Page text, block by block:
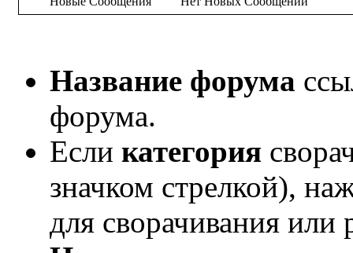
Название форума
форума.
Если категория
значком стрелкой),
для сворачивания или